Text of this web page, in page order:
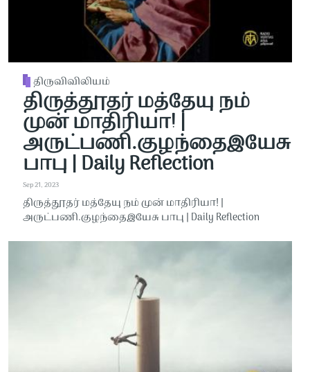
திருவிவிலியம்
திருத்தூதர் மத்தேயு நம்
முன் மாதிரியா! |
அருட்பணி.குழந்தைஇயேசு
பாபு | Daily Reflection
Sep 21, 2023
திருத்தூதர் மத்தேயு நம் முன் மாதிரியா! |
அருட்பணி.குழந்தைஇயேசு பாபு | Daily Reflection